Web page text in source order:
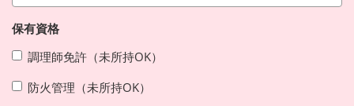
保有資格
調理師免許（未所持OK）
防火管理（未所持OK）